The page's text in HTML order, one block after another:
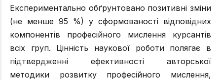
Експериментально обґрунтовано позитивні зміни
(не менше 95 %) у сформованості відповідних
компонентів професійного мислення курсантів
всіх груп. Цінність наукової роботи полягає в
підтвердженні ефективності авторської
методики розвитку професійного мислення,